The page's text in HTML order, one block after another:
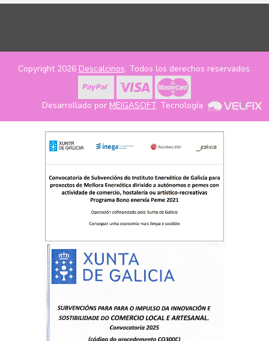
Copyright 2026 Descalcinos. Todos los derechos reservados.
Desarrollado por MEIGASOFT. Tecnología